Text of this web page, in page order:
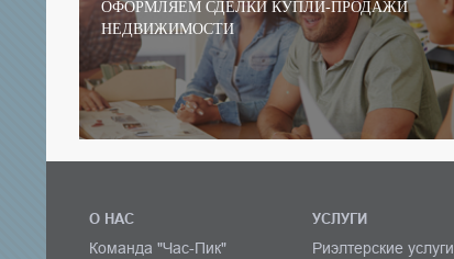
ОФОРМЛЯЕМ СДЕЛКИ КУПЛИ-ПРОДАЖИ
НЕДВИЖИМОСТИ
О НАС
Команда "Час-Пик"
УСЛУГИ
Риэлтерские услуги